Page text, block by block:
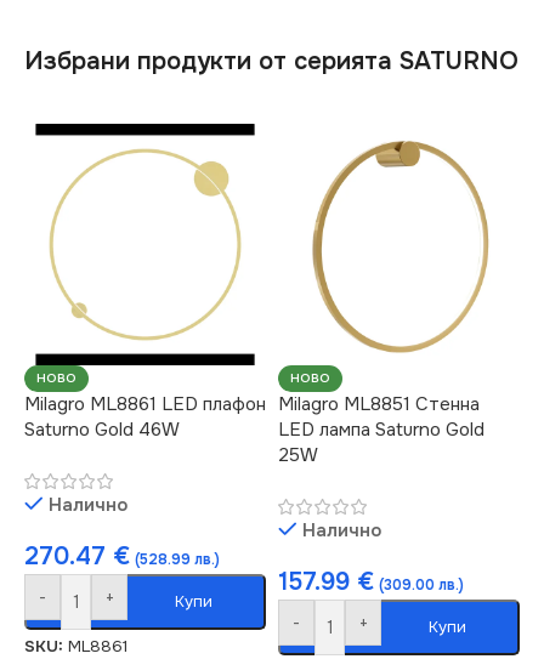
Избрани продукти от серията SATURNO
НОВО
Milagro ML8861 LED плафон
Saturno Gold 46W
Налично
270.47 € (528.99 лв.)
- + Купи
SKU: ML8861
НОВО
Milagro ML8851 Стенна
LED лампа Saturno Gold
25W
Налично
157.99 € (309.00 лв.)
- + Купи